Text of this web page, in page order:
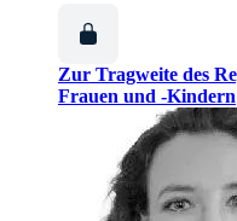
Zur Tragweite des
Frauen und -Kindern